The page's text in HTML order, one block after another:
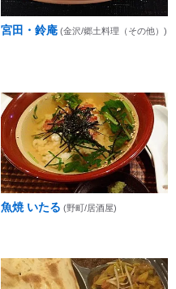
宮田・鈴庵 (金沢/郷土料理（その他）)
魚焼 いたる (野町/居酒屋)